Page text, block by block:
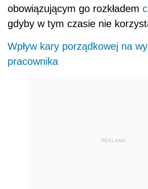
obowiązującym go rozkładem
gdyby w tym czasie nie
Wpływ kary porządkowej na
pracownika
REKLAMA